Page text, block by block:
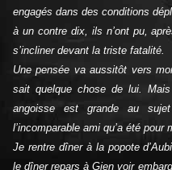
engagés dans des conditions
à un contre dix, ils n’ont pu,
s’incliner devant la triste fatalité.
Une pensée va aussitôt vers
sait quelque chose de lui.
angoisse est grande au
l’incomparable ami qu’a été
Je rentre dîner à la popote
le dîner repars à Gien voir